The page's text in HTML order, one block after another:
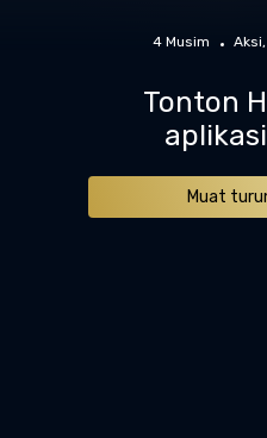
4 Musim Aksi
Tonton
Muat